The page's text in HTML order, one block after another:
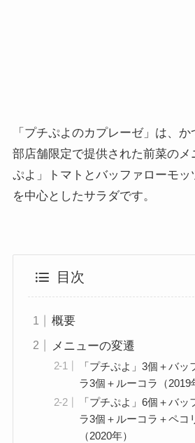
「プチぷよのカプレーゼ」は、
部店舗限定で提供された前菜のメ
ぷよ」トマトとバッファローモッ
を中心としたサラダです。
目次
概要
メニューの変遷
「プチぷよ」3個＋バ
ラ3個＋ルーコラ（2019
「プチぷよ」6個＋バ
ラ3個＋ルーコラ＋ペコ
（2020年）